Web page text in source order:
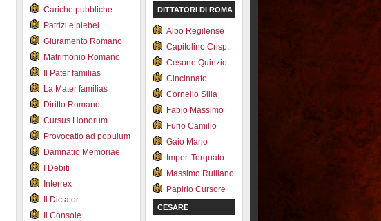
Cariche pubbliche
Patrizi e plebei
Giuramento Romano
Matrimonio Romano
Il Pater familias
La Mater familias
Diritto Romano
Cursus Honorum
Provocatio ad populum
Damnatio Memoriae
I Debiti
Interrex
Il Dictator
Il Console
DITTATORI DI ROMA
Albo Regilense
Capitolino Crisp.
Cesone Quinzio
Cincinnato
Cornelio Silla
Fabio Massimo
Furio Camillo
Gaio Mario
Imper. Torquato
Massimo Rulliano
Papirio Cursore
CESARE